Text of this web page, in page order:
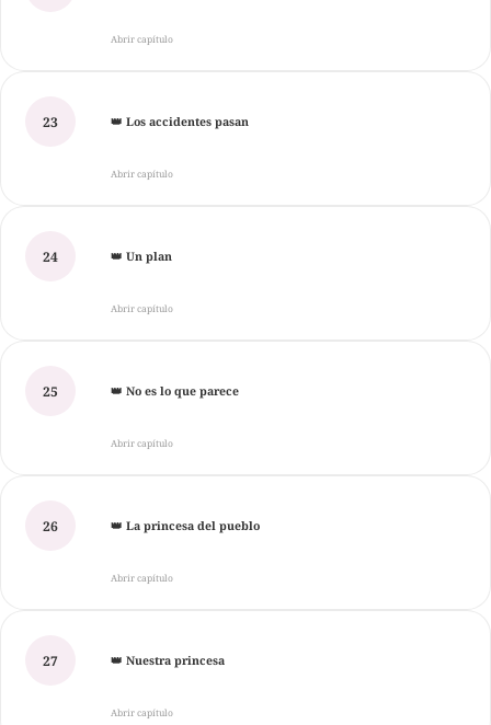
Abrir capítulo
23 👑 Los accidentes pasan
Abrir capítulo
24 👑 Un plan
Abrir capítulo
25 👑 No es lo que parece
Abrir capítulo
26 👑 La princesa del pueblo
Abrir capítulo
27 👑 Nuestra princesa
Abrir capítulo